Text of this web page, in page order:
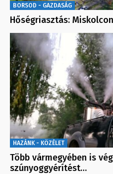
BORSOD - GAZDASÁG
Hőségriasztás:
HAZÁNK - KÖZÉLET
Több vármegyében is
szúnyoggyérítést…